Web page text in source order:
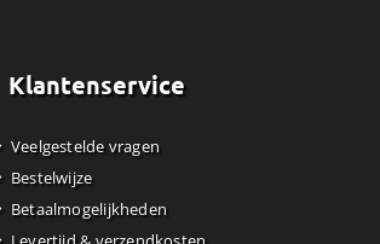
Klantenservice
Veelgestelde vragen
Bestelwijze
Betaalmogelijkheden